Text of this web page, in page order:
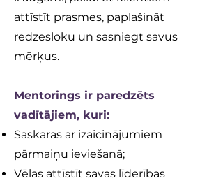
attīstīt prasmes, paplašināt
redzesloku un sasniegt savus
mērķus.
Mentorings ir paredzēts
vadītājiem, kuri:
Saskaras ar izaicinājumiem
pārmaiņu ieviešanā;
Vēlas attīstīt savas līderības